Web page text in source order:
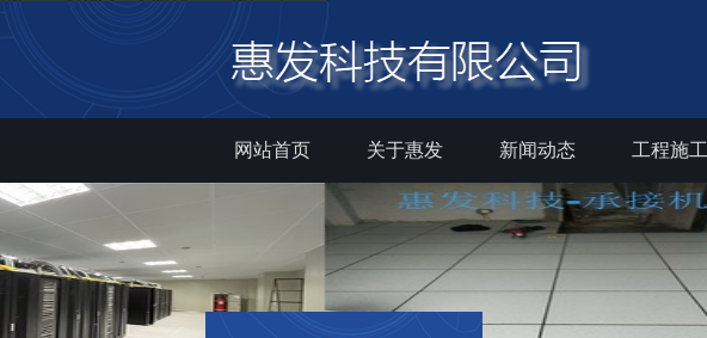
网站首页 关于惠发 新闻动态 工程施工